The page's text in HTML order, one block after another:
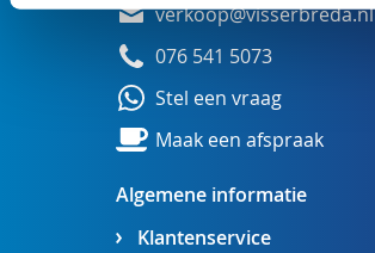
Algemene informatie
Klantenservice
verkoop@visserbreda.nl
076 541 5073
Stel een vraag
Maak een afspraak